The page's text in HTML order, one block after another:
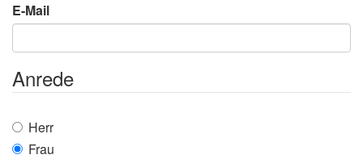
E-Mail
Anrede
Herr
Frau